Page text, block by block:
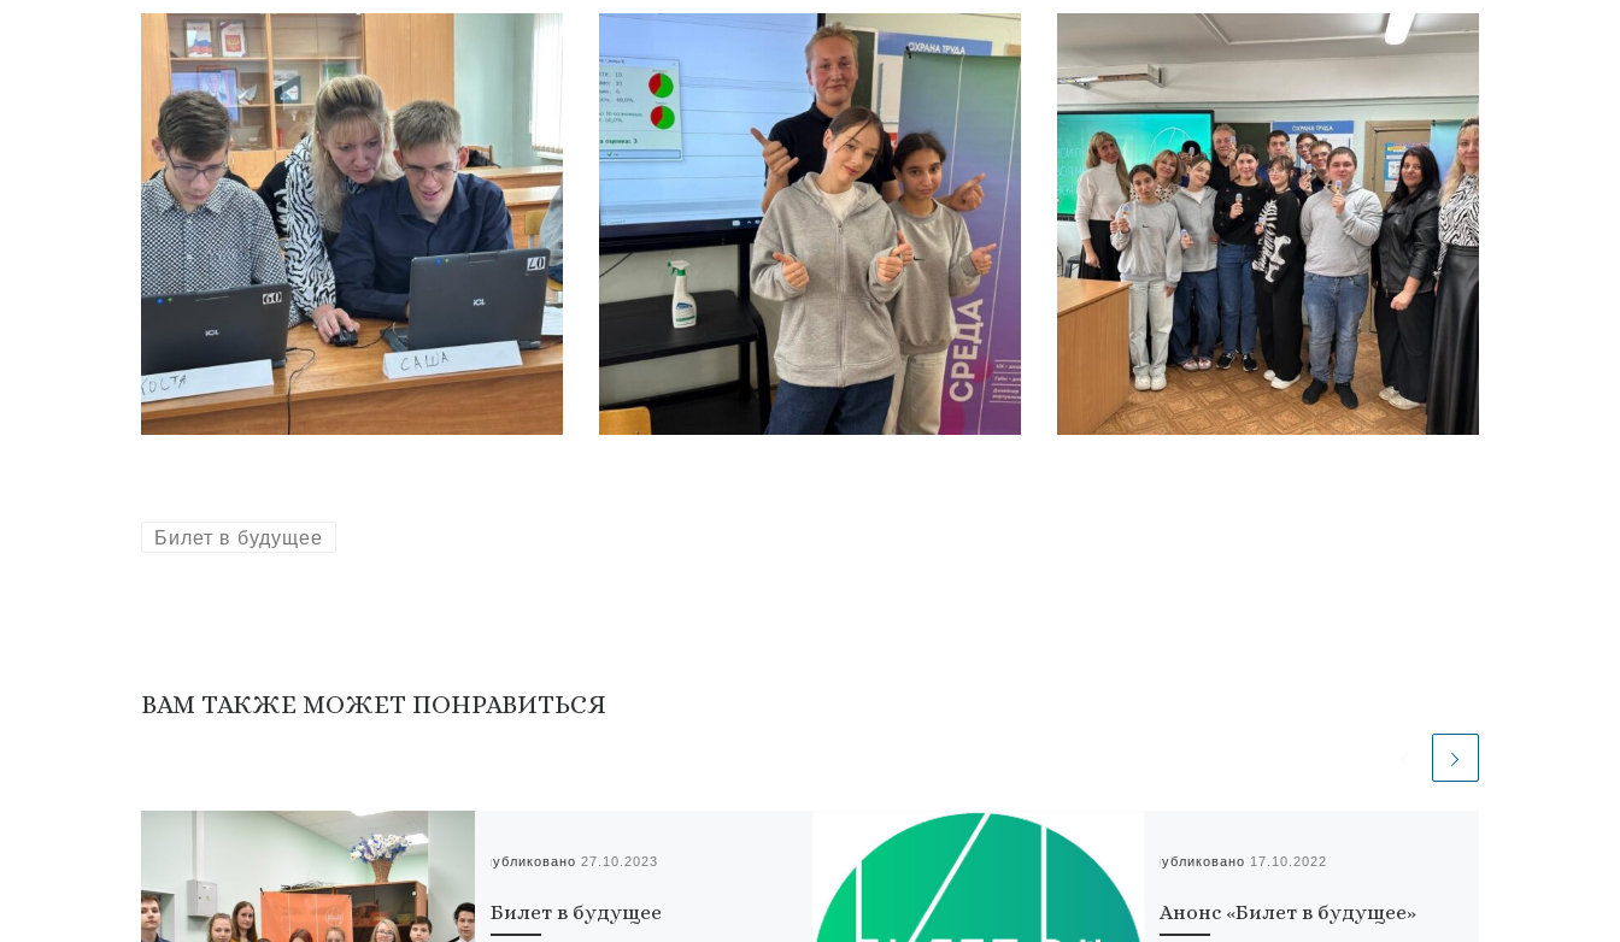
Билет в будущее
ВАМ ТАКЖЕ МОЖЕТ ПОНРАВИТЬСЯ
Опубликовано 27.10.2023
Билет в будущее
Опубликовано 17.10.2022
Анонс «Билет в будущее»